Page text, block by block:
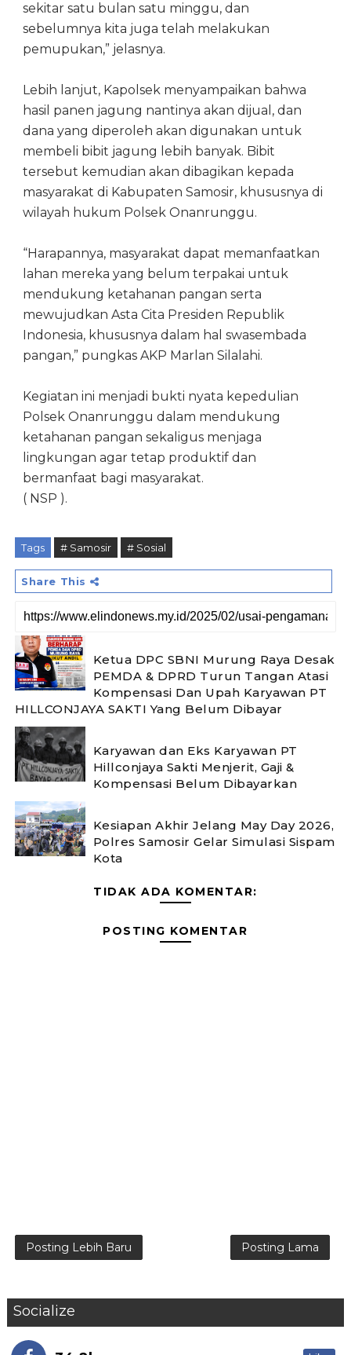
sekitar satu bulan satu minggu, dan
sebelumnya kita juga telah melakukan
pemupukan,” jelasnya.
Lebih lanjut, Kapolsek menyampaikan bahwa
hasil panen jagung nantinya akan dijual, dan
dana yang diperoleh akan digunakan untuk
membeli bibit jagung lebih banyak. Bibit
tersebut kemudian akan dibagikan kepada
masyarakat di Kabupaten Samosir, khususnya di
wilayah hukum Polsek Onanrunggu.
“Harapannya, masyarakat dapat memanfaatkan
lahan mereka yang belum terpakai untuk
mendukung ketahanan pangan serta
mewujudkan Asta Cita Presiden Republik
Indonesia, khususnya dalam hal swasembada
pangan,” pungkas AKP Marlan Silalahi.
Kegiatan ini menjadi bukti nyata kepedulian
Polsek Onanrunggu dalam mendukung
ketahanan pangan sekaligus menjaga
lingkungan agar tetap produktif dan
bermanfaat bagi masyarakat.
( NSP ).
Tags # Samosir # Sosial
Share This
Ketua DPC SBNI Murung Raya Desak
PEMDA & DPRD Turun Tangan Atasi
Kompensasi Dan Upah Karyawan PT
HILLCONJAYA SAKTI Yang Belum Dibayar
Karyawan dan Eks Karyawan PT
Hillconjaya Sakti Menjerit, Gaji &
Kompensasi Belum Dibayarkan
Kesiapan Akhir Jelang May Day 2026,
Polres Samosir Gelar Simulasi Sispam
Kota
TIDAK ADA KOMENTAR:
POSTING KOMENTAR
Posting Lebih Baru Posting Lama
Socialize